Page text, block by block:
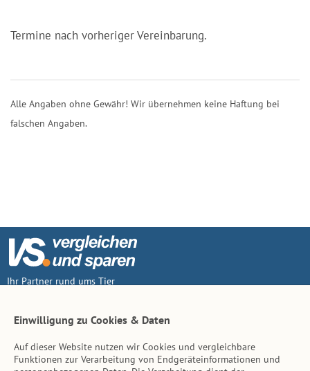
Termine nach vorheriger Vereinbarung.
Alle Angaben ohne Gewähr! Wir übernehmen keine Haftung bei
falschen Angaben.
Ihr Partner rund ums Tier
Inhalt
Einwilligung zu Cookies & Daten
Auf dieser Website nutzen wir Cookies und vergleichbare
Funktionen zur Verarbeitung von Endgeräteinformationen und